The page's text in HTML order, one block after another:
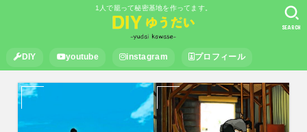
1人で籠って秘密基地を作ってます。
DIY youtube instagram プロフィール
SEARCH